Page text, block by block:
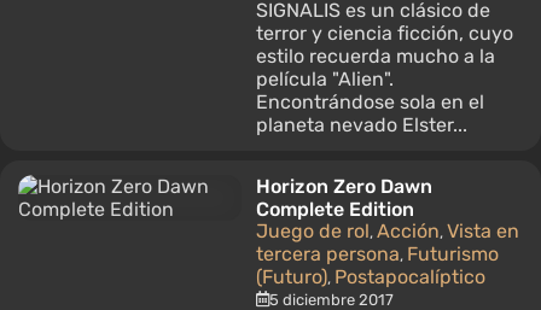
SIGNALIS es un clásico de
terror y ciencia ficción, cuyo
estilo recuerda mucho a la
película "Alien".
Encontrándose sola en el
planeta nevado Elster...
Horizon Zero Dawn
Complete Edition
Juego de rol, Acción, Vista en
tercera persona, Futurismo
(Futuro), Postapocalíptico
5 diciembre 2017